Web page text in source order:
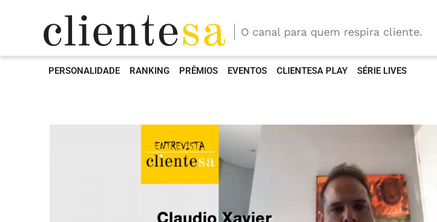
O canal para quem respira cliente.
PERSONALIDADE RANKING PRÊMIOS EVENTOS CLIENTESA PLAY SÉRIE LIVES